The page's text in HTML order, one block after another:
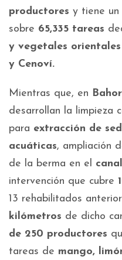
productores y tiene
sobre 65,335 tareas
y vegetales orientales
y Cenoví.
Mientras que, en
desarrollan la limpieza
para extracción de
acuáticas, ampliación
de la berma en el
intervención que cubre
13 rehabilitados
kilómetros de dicho
de 250 productores
tareas de mango,